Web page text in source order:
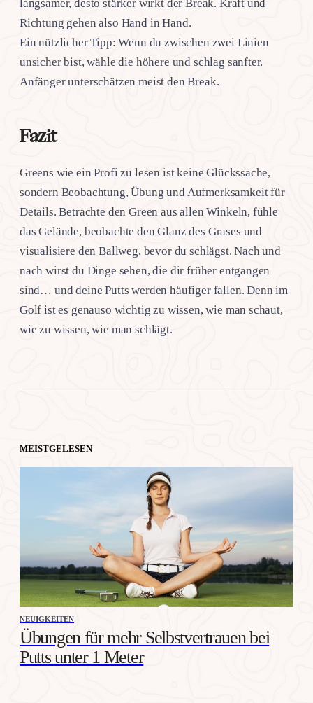
langsamer, desto stärker wirkt der Break. Kraft und
Richtung gehen also Hand in Hand.
Ein nützlicher Tipp: Wenn du zwischen zwei Linien
unsicher bist, wähle die höhere und schlag sanfter.
Anfänger unterschätzen meist den Break.
Fazit
Greens wie ein Profi zu lesen ist keine Glückssache,
sondern Beobachtung, Übung und Aufmerksamkeit für
Details. Betrachte den Green aus allen Winkeln, fühle
das Gelände, beobachte den Glanz des Grases und
visualisiere den Ballweg, bevor du schlägst. Nach und
nach wirst du Dinge sehen, die dir früher entgangen
sind… und deine Putts werden häufiger fallen. Denn im
Golf ist es genauso wichtig zu wissen, wie man schaut,
wie zu wissen, wie man schlägt.
MEISTGELESEN
NEUIGKEITEN
Übungen für mehr Selbstvertrauen bei
Putts unter 1 Meter